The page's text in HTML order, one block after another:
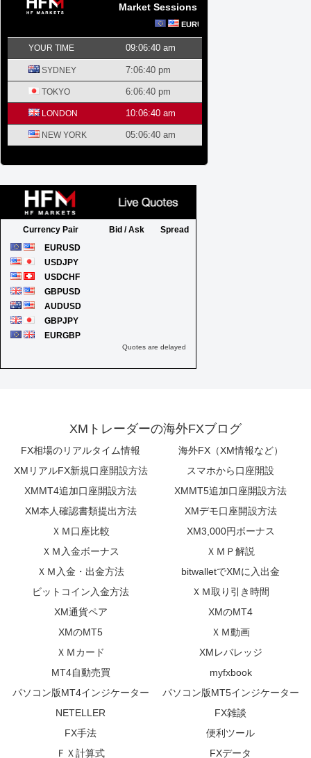
Market Sessions
XMトレーダーの海外FXブログ
FX相場のリアルタイム情報
海外FX（XM情報など）
XMリアルFX新規口座開設方法
スマホから口座開設
XMMT4追加口座開設方法
XMMT5追加口座開設方法
XM本人確認書類提出方法
XMデモ口座開設方法
ＸＭ口座比較
XM3,000円ボーナス
ＸＭ入金ボーナス
ＸＭＰ解説
ＸＭ入金・出金方法
bitwalletでXMに入出金
ビットコイン入金方法
ＸＭ取り引き時間
XM通貨ペア
XMのMT4
XMのMT5
ＸＭ動画
ＸＭカード
XMレバレッジ
MT4自動売買
myfxbook
パソコン版MT4インジケーター
パソコン版MT5インジケーター
NETELLER
FX雑談
FX手法
便利ツール
ＦＸ計算式
FXデータ